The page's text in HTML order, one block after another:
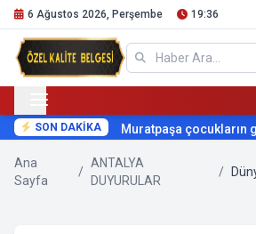
6 Ağustos 2026, Perşembe 19:36
SON DAKİKA Muratpaşa çocukların
Ana
Sayfa
/
ANTALYA
DUYURULAR
/